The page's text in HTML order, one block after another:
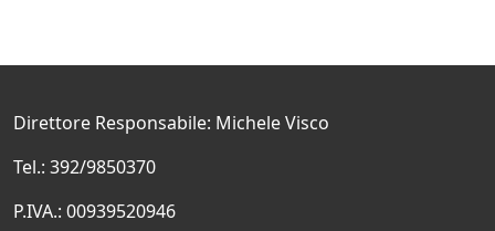
Direttore Responsabile: Michele Visco
Tel.: 392/9850370
P.IVA.: 00939520946